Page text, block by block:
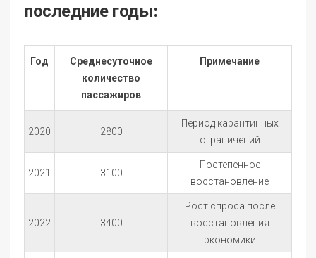
последние годы:
Год
Среднесуточное
количество
пассажиров
Примечание
2020 2800
Период карантинных
ограничений
2021 3100
Постепенное
восстановление
2022 3400
Рост спроса после
восстановления
экономики